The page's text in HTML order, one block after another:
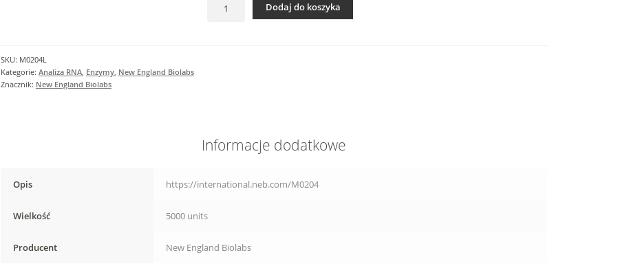
Dodaj do koszyka
SKU: M0204L
Kategorie: Analiza RNA, Enzymy, New England Biolabs
Znacznik: New England Biolabs
Informacje dodatkowe
Opis https://international.neb.com/M0204
Wielkość 5000 units
Producent New England Biolabs